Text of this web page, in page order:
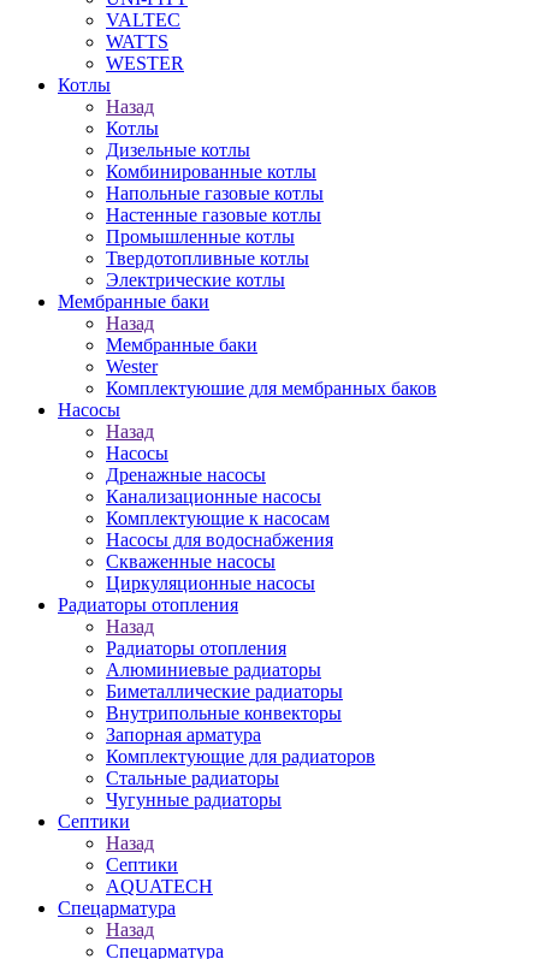
VALTEC
WATTS
WESTER
Котлы
Назад
Котлы
Дизельные котлы
Комбинированные котлы
Напольные газовые котлы
Настенные газовые котлы
Промышленные котлы
Твердотопливные котлы
Электрические котлы
Мембранные баки
Назад
Мембранные баки
Wester
Комплектуюшие для мембранных баков
Насосы
Назад
Насосы
Дренажные насосы
Канализационные насосы
Комплектующие к насосам
Насосы для водоснабжения
Скваженные насосы
Циркуляционные насосы
Радиаторы отопления
Назад
Радиаторы отопления
Алюминиевые радиаторы
Биметаллические радиаторы
Внутрипольные конвекторы
Запорная арматура
Комплектующие для радиаторов
Стальные радиаторы
Чугунные радиаторы
Септики
Назад
Септики
AQUATECH
Спецарматура
Назад
Спецарматура